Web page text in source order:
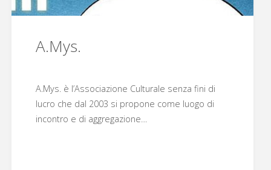
A.Mys.
A.Mys. è l’Associazione Culturale senza fini di
lucro che dal 2003 si propone come luogo di
incontro e di aggregazione…